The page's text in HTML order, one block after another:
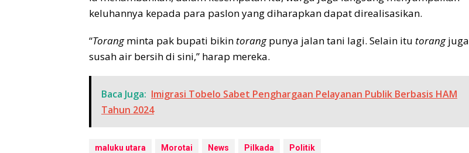
keluhannya kepada para paslon yang diharapkan dapat direalisasikan.
“Torangminta pak bupati bikin torangpunya jalan tani lagi. Selain itu torangjuga
susah air bersih di sini,” harap mereka.
Baca Juga: Imigrasi Tobelo Sabet Penghargaan Pelayanan Publik Berbasis HAM
Tahun 2024
maluku utara Morotai News Pilkada Politik